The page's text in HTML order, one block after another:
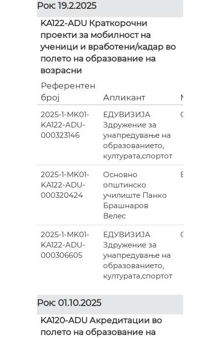
Рок: 19.2.2025
KA122-ADU Краткорочни
проекти за мобилност на
ученици и вработени/кадар во
полето на образование на
возрасни
Референтен
број
Апликант Место
2025-1-MK01-
KA122-ADU-
000323146
ЕДУВИЗИЈА
Здружение за
унапредување на
образованието,
културата,спортот
СКОПЈЕ
2025-1-MK01-
KA122-ADU-
000320424
Основно
општинско
училиште Панко
Брашнаров
Велес
ВЕЛЕС
2025-1-MK01-
KA122-ADU-
000306605
ЕДУВИЗИЈА
Здружение за
унапредување на
образованието,
културата,спортот
СКОПЈЕ
Рок: 01.10.2025
KA120-ADU Акредитации во
полето на образование на